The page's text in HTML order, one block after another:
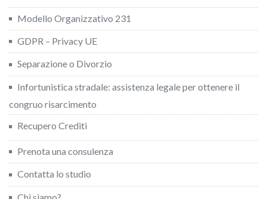
Modello Organizzativo 231
GDPR – Privacy UE
Separazione o Divorzio
Infortunistica stradale: assistenza legale per ottenere il
congruo risarcimento
Recupero Crediti
Prenota una consulenza
Contatta lo studio